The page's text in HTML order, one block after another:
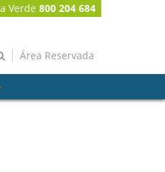
Verde 800 204 684
Área Reservada